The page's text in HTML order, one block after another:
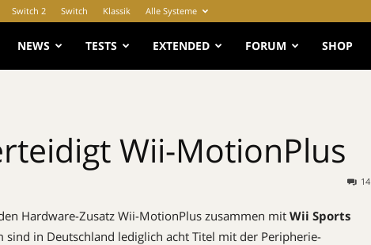
Switch 2 Switch Klassik Alle Systeme
MANIAC.de
NEWS TESTS EXTENDED FORUM SHOP
Wii-MotionPlus
14
Hardware-Zusatz Wii-MotionPlus zusammen mit Wii Sports
sind in Deutschland lediglich acht Titel mit der Peripherie-